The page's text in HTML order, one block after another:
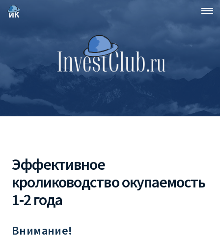
Эффективное
кролиководство окупаемость
1-2 года
Внимание!